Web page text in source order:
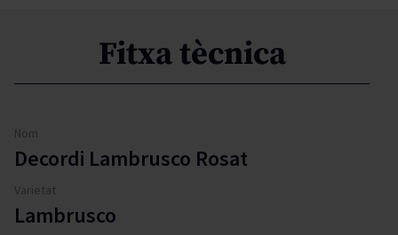
Fitxa tècnica
Nom
Decordi Lambrusco Rosat
Varietat
Lambrusco